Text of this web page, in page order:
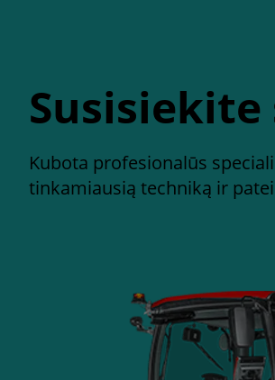
Kubota profesionalūs
tinkamiausią techniką ir